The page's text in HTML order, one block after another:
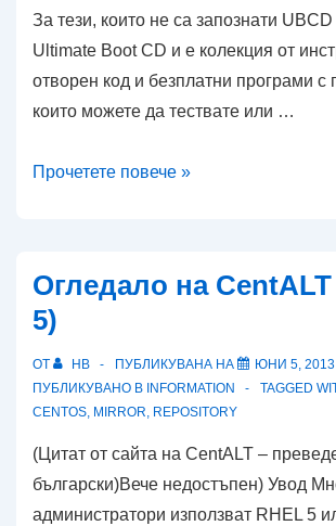
За тези, които не са запознати
Ultimate Boot CD и е колекция от
отворен код и безплатни програми
които можете да тествате или …
Ново
на
UBCD
Прочетете повече »
Огледало на
5)
ОТ HB ПУБЛИКУВАНА НА
ЮНИ 5, 2013
ПУБЛИКУВАНО В INFORMATION TAGGED
CENTOS, MIRROR, REPOSITORY
(Цитат от сайта на CentALT –
български)Вече недостъпен) Увод
администратори използват RHEL 5